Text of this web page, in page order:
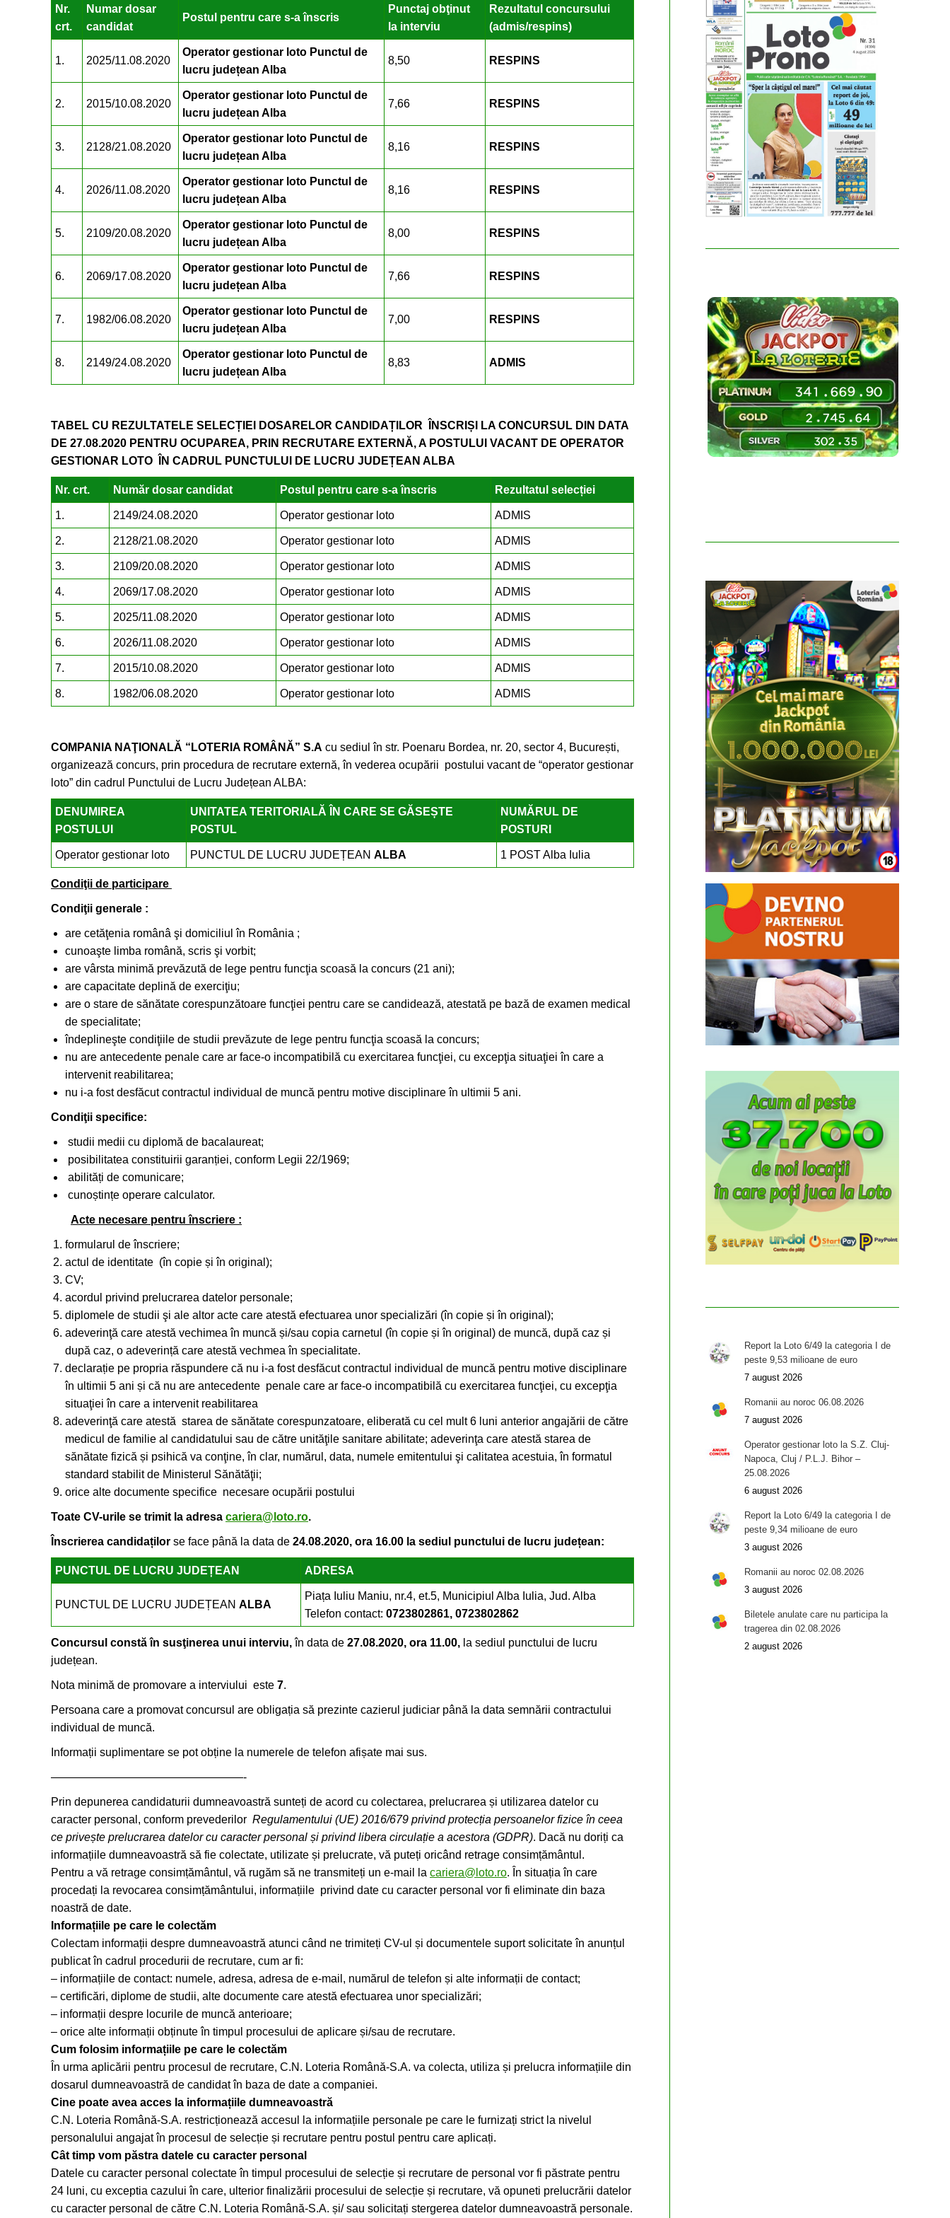
Nr.
crt.
Numar dosar
candidat
Postul pentru care s-a înscris
Punctaj obţinut
la interviu
Rezultatul concursului
(admis/respins)
1. 2025/11.08.2020
Operator gestionar loto Punctul de
lucru județean Alba
8,50 RESPINS
2. 2015/10.08.2020
Operator gestionar loto Punctul de
lucru județean Alba
7,66 RESPINS
3. 2128/21.08.2020
Operator gestionar loto Punctul de
lucru județean Alba
8,16 RESPINS
4. 2026/11.08.2020
Operator gestionar loto Punctul de
lucru județean Alba
8,16 RESPINS
5. 2109/20.08.2020
Operator gestionar loto Punctul de
lucru județean Alba
8,00 RESPINS
6. 2069/17.08.2020
Operator gestionar loto Punctul de
lucru județean Alba
7,66 RESPINS
7. 1982/06.08.2020
Operator gestionar loto Punctul de
lucru județean Alba
7,00 RESPINS
8. 2149/24.08.2020
Operator gestionar loto Punctul de
lucru județean Alba
8,83 ADMIS
TABEL CU REZULTATELE SELECȚIEI DOSARELOR CANDIDAȚILOR ÎNSCRIȘI LA CONCURSUL DIN DATA
DE 27.08.2020 PENTRU OCUPAREA, PRIN RECRUTARE EXTERNĂ, A POSTULUI VACANT DE OPERATOR
GESTIONAR LOTO ÎN CADRUL PUNCTULUI DE LUCRU JUDEȚEAN ALBA
Nr. crt. Număr dosar candidat Postul pentru care s-a înscris Rezultatul selecției
1. 2149/24.08.2020 Operator gestionar loto ADMIS
2. 2128/21.08.2020 Operator gestionar loto ADMIS
3. 2109/20.08.2020 Operator gestionar loto ADMIS
4. 2069/17.08.2020 Operator gestionar loto ADMIS
5. 2025/11.08.2020 Operator gestionar loto ADMIS
6. 2026/11.08.2020 Operator gestionar loto ADMIS
7. 2015/10.08.2020 Operator gestionar loto ADMIS
8. 1982/06.08.2020 Operator gestionar loto ADMIS
COMPANIA NAŢIONALĂ “LOTERIA ROMÂNĂ” S.A cu sediul în str. Poenaru Bordea, nr. 20, sector 4, București,
organizează concurs, prin procedura de recrutare externă, în vederea ocupării postului vacant de “operator gestionar
loto” din cadrul Punctului de Lucru Județean ALBA:
DENUMIREA
POSTULUI
UNITATEA TERITORIALĂ ÎN CARE SE GĂSEȘTE
POSTUL
NUMĂRUL DE
POSTURI
Operator gestionar loto PUNCTUL DE LUCRU JUDEȚEAN ALBA 1 POST Alba Iulia
Condiţii de participare
Condiţii generale :
are cetăţenia românâ şi domiciliul în România ;
cunoaşte limba română, scris şi vorbit;
are vârsta minimă prevăzută de lege pentru funcţia scoasă la concurs (21 ani);
are capacitate deplină de exerciţiu;
are o stare de sănătate corespunzătoare funcţiei pentru care se candidează, atestată pe bază de examen medical
de specialitate;
îndeplineşte condiţiile de studii prevăzute de lege pentru funcţia scoasă la concurs;
nu are antecedente penale care ar face-o incompatibilă cu exercitarea funcţiei, cu excepţia situaţiei în care a
intervenit reabilitarea;
nu i-a fost desfăcut contractul individual de muncă pentru motive disciplinare în ultimii 5 ani.
Condiţii specifice:
studii medii cu diplomă de bacalaureat;
posibilitatea constituirii garanției, conform Legii 22/1969;
abilități de comunicare;
cunoștințe operare calculator.
Acte necesare pentru înscriere :
formularul de înscriere;
actul de identitate (în copie și în original);
CV;
acordul privind prelucrarea datelor personale;
diplomele de studii şi ale altor acte care atestă efectuarea unor specializări (în copie și în original);
adeverinţă care atestă vechimea în muncă și/sau copia carnetul (în copie și în original) de muncă, după caz și
după caz, o adeverință care atestă vechmea în specialitate.
declarație pe propria răspundere că nu i-a fost desfăcut contractul individual de muncă pentru motive disciplinare
în ultimii 5 ani și că nu are antecedente penale care ar face-o incompatibilă cu exercitarea funcţiei, cu excepţia
situaţiei în care a intervenit reabilitarea
adeverinţă care atestă starea de sănătate corespunzatoare, eliberată cu cel mult 6 luni anterior angajării de către
medicul de familie al candidatului sau de către unităţile sanitare abilitate; adeverinţa care atestă starea de
sănătate fizică și psihică va conţine, în clar, numărul, data, numele emitentului şi calitatea acestuia, în formatul
standard stabilit de Ministerul Sănătăţii;
orice alte documente specifice necesare ocupării postului
Toate CV-urile se trimit la adresa cariera@loto.ro.
Înscrierea candidaților se face până la data de 24.08.2020, ora 16.00 la sediul punctului de lucru județean:
PUNCTUL DE LUCRU JUDEȚEAN ADRESA
PUNCTUL DE LUCRU JUDEȚEAN ALBA
Piața Iuliu Maniu, nr.4, et.5, Municipiul Alba Iulia, Jud. Alba
Telefon contact: 0723802861, 0723802862
Concursul constă în susţinerea unui interviu,în data de 27.08.2020, ora 11.00, la sediul punctului de lucru
județean.
Nota minimă de promovare a interviului este 7.
Persoana care a promovat concursul are obligația să prezinte cazierul judiciar până la data semnării contractului
individual de muncă.
Informații suplimentare se pot obține la numerele de telefon afișate mai sus.
—————————————————-
Prin depunerea candidaturii dumneavoastră sunteți de acord cu colectarea, prelucrarea și utilizarea datelor cu
caracter personal, conform prevederilor Regulamentului (UE) 2016/679 privind protecția persoanelor fizice în ceea
ce privește prelucrarea datelor cu caracter personal și privind libera circulație a acestora (GDPR). Dacă nu doriți ca
informațiile dumneavoastră să fie colectate, utilizate și prelucrate, vă puteți oricând retrage consimțământul.
Pentru a vă retrage consimțământul, vă rugăm să ne transmiteți un e-mail la cariera@loto.ro. În situația în care
procedați la revocarea consimțământului, informațiile privind date cu caracter personal vor fi eliminate din baza
noastră de date.
Informațiile pe care le colectăm
Colectam informații despre dumneavoastră atunci când ne trimiteți CV-ul și documentele suport solicitate în anunțul
publicat în cadrul procedurii de recrutare, cum ar fi:
– informațiile de contact: numele, adresa, adresa de e-mail, numărul de telefon și alte informații de contact;
– certificări, diplome de studii, alte documente care atestă efectuarea unor specializări;
– informații despre locurile de muncă anterioare;
– orice alte informații obținute în timpul procesului de aplicare și/sau de recrutare.
Cum folosim informațiile pe care le colectăm
În urma aplicării pentru procesul de recrutare, C.N. Loteria Română-S.A. va colecta, utiliza și prelucra informațiile din
dosarul dumneavoastră de candidat în baza de date a companiei.
Cine poate avea acces la informațiile dumneavoastră
C.N. Loteria Română-S.A. restricționează accesul la informațiile personale pe care le furnizați strict la nivelul
personalului angajat în procesul de selecție și recrutare pentru postul pentru care aplicați.
Cât timp vom păstra datele cu caracter personal
Datele cu caracter personal colectate în timpul procesului de selecție și recrutare de personal vor fi păstrate pentru
24 luni, cu exceptia cazului în care, ulterior finalizării procesului de selecție și recrutare, vă opuneti prelucrării datelor
cu caracter personal de către C.N. Loteria Română-S.A. și/ sau solicitați stergerea datelor dumneavoastră personale.
Report la Loto 6/49 la categoria I de
peste 9,53 milioane de euro
7 august 2026
Romanii au noroc 06.08.2026
7 august 2026
Operator gestionar loto la S.Z. Cluj-
Napoca, Cluj / P.L.J. Bihor –
25.08.2026
6 august 2026
Report la Loto 6/49 la categoria I de
peste 9,34 milioane de euro
3 august 2026
Romanii au noroc 02.08.2026
3 august 2026
Biletele anulate care nu participa la
tragerea din 02.08.2026
2 august 2026